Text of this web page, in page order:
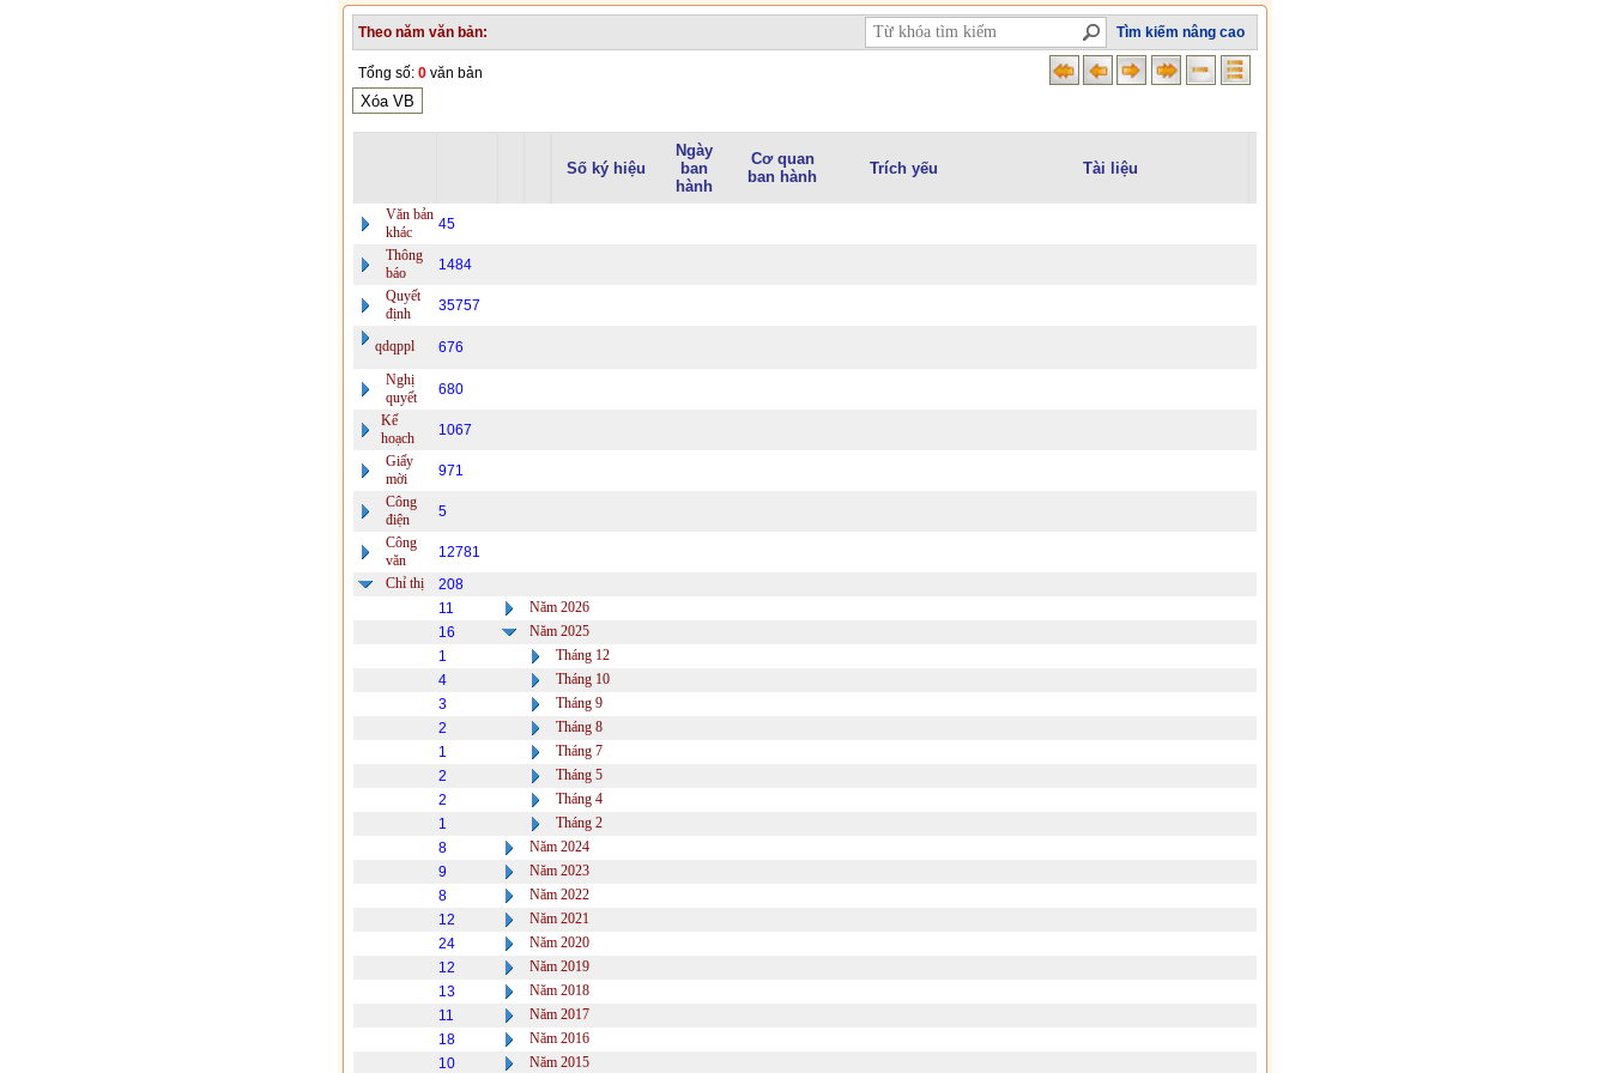
Theo năm văn bản: Tìm kiếm nâng cao
Tổng số: 0 văn bản
Số ký hiệu
Ngày
ban
hành
Cơ quan
ban hành
Trích yếu Tài liệu
Văn bản
khác
45
Thông
báo
1484
Quyết
định
35757
qdqppl
676
Nghị
quyết
680
Kế
hoạch
1067
Giấy
mời
971
Công
điện
5
Công
văn
12781
Chỉ thị
208
11
Năm 2026
16
Năm 2025
1
Tháng 12
4
Tháng 10
3
Tháng 9
2
Tháng 8
1
Tháng 7
2
Tháng 5
2
Tháng 4
1
Tháng 2
8
Năm 2024
9
Năm 2023
8
Năm 2022
12
Năm 2021
24
Năm 2020
12
Năm 2019
13
Năm 2018
11
Năm 2017
18
Năm 2016
10
Năm 2015